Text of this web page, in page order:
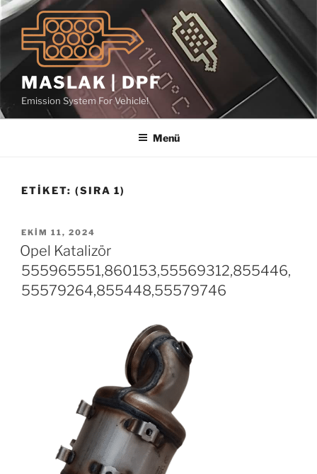
İçeriğe
geç
MASLAK | DPF
Emission System For Vehicle!
Menü
ETIKET: (SIRA 1)
YAYIM
TARIHI
EKIM 11, 2024
Opel Katalizör
555965551,860153,55569312,855446,
55579264,855448,55579746